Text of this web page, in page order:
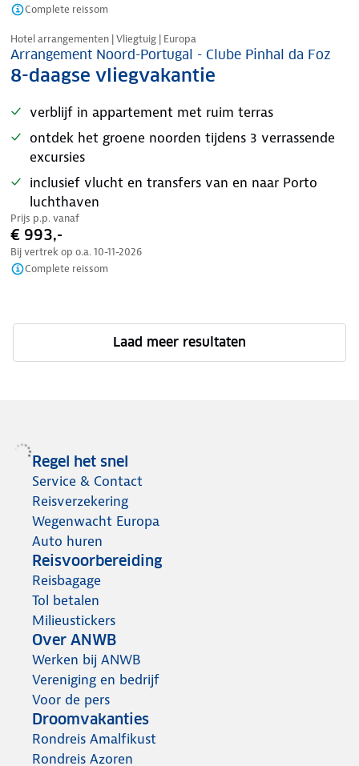
Complete reissom
Nazomer korting
Hotel arrangementen | Vliegtuig | Europa
Arrangement Noord-Portugal - Clube Pinhal da Foz
8-daagse vliegvakantie
verblijf in appartement met ruim terras
ontdek het groene noorden tijdens 3 verrassende
excursies
inclusief vlucht en transfers van en naar Porto
luchthaven
Prijs p.p. vanaf
€ 993,-
Bij vertrek op o.a. 10-11-2026
Complete reissom
Laad meer resultaten
Regel het snel
Service & Contact
Reisverzekering
Wegenwacht Europa
Auto huren
Reisvoorbereiding
Reisbagage
Tol betalen
Milieustickers
Over ANWB
Werken bij ANWB
Vereniging en bedrijf
Voor de pers
Droomvakanties
Rondreis Amalfikust
Rondreis Azoren